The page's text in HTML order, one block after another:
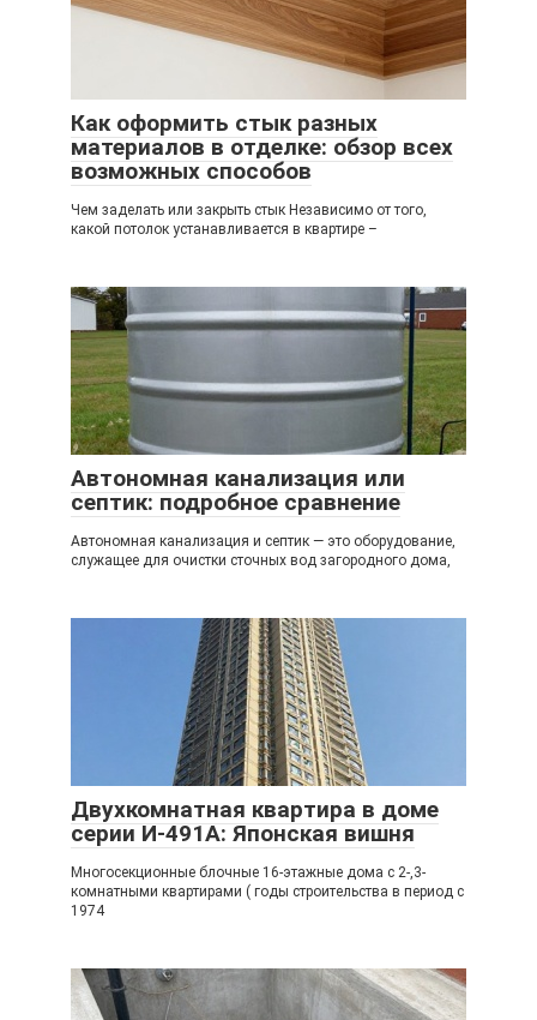
Как оформить стык разных
материалов в отделке: обзор всех
возможных способов
Чем заделать или закрыть стык Независимо от того,
какой потолок устанавливается в квартире –
Автономная канализация или
септик: подробное сравнение
Автономная канализация и септик — это оборудование,
служащее для очистки сточных вод загородного дома,
Двухкомнатная квартира в доме
серии И-491А: Японская вишня
Многосекционные блочные 16-этажные дома с 2-,3-
комнатными квартирами ( годы строительства в период с
1974